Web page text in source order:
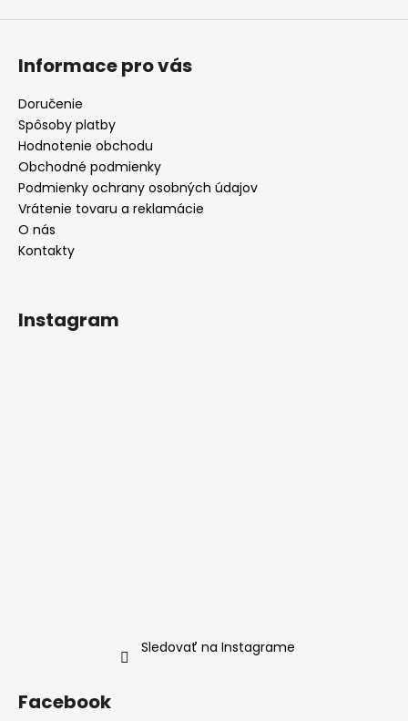
Informace pro vás
Doručenie
Spôsoby platby
Hodnotenie obchodu
Obchodné podmienky
Podmienky ochrany osobných údajov
Vrátenie tovaru a reklamácie
O nás
Kontakty
Instagram
Sledovať na Instagrame
Facebook